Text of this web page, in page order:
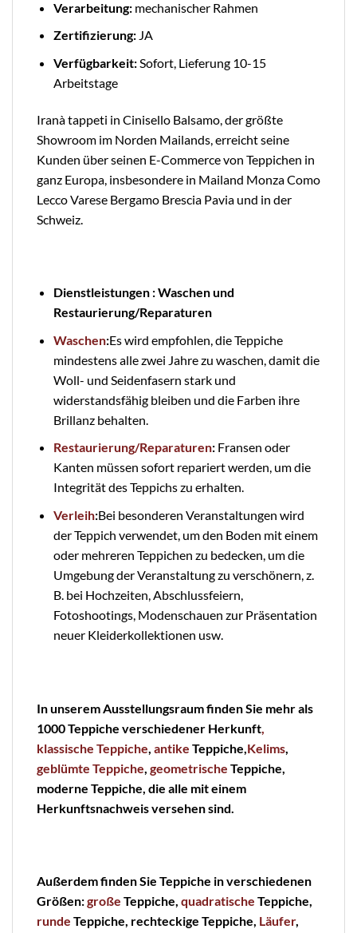
Verarbeitung:mechanischer Rahmen
Zertifizierung:JA
Verfügbarkeit:Sofort, Lieferung 10-15
Arbeitstage
Iranà tappeti in Cinisello Balsamo, der größte
Showroom im Norden Mailands, erreicht seine
Kunden über seinen E-Commerce von Teppichen in
ganz Europa, insbesondere in Mailand Monza Como
Lecco Varese Bergamo Brescia Pavia und in der
Schweiz.
Dienstleistungen : Waschen und
Restaurierung/Reparaturen
Waschen:Es wird empfohlen, die Teppiche
mindestens alle zwei Jahre zu waschen, damit die
Woll- und Seidenfasern stark und
widerstandsfähig bleiben und die Farben ihre
Brillanz behalten.
Restaurierung/Reparaturen:Fransen oder
Kanten müssen sofort repariert werden, um die
Integrität des Teppichs zu erhalten.
Verleih:Bei besonderen Veranstaltungen wird
der Teppich verwendet, um den Boden mit einem
oder mehreren Teppichen zu bedecken, um die
Umgebung der Veranstaltung zu verschönern, z.
B. bei Hochzeiten, Abschlussfeiern,
Fotoshootings, Modenschauen zur Präsentation
neuer Kleiderkollektionen usw.
In unserem Ausstellungsraum finden Sie mehr als
1000 Teppiche verschiedener Herkunft
klassische Teppiche antike Teppiche, Kelims
geblümte Teppiche geometrische Teppiche,
moderne Teppiche, die alle mit einem
Herkunftsnachweis versehen sind.
Außerdem finden Sie Teppiche in verschiedenen
Größen:große Teppiche, quadratische Teppiche,
runde Teppiche, rechteckige Teppiche, Läufer,